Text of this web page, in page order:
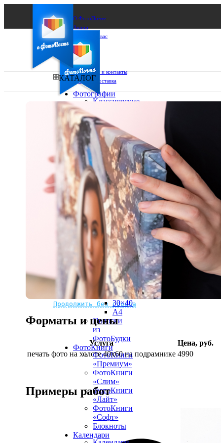
О ФотоПочте
Акции
Сделаем за вас
Бизнесу
FAQ
Франшиза
Поддержка и контакты
Оплата и доставка
Ваш город:
Ваш регион доставки
Выберите из списка:
Не нашли Ваш город?
Мы доставляем по всему миру
Продолжить без города
КАТАЛОГ
Фотографии
Классические
10х15
13х18
15х15
15х20
20х20
20х30
30х30
30х40
А4
Фото
рамке
10х10
10×15
13×18
15×15
15×20
20×20
20×30
30×30
30×40
A4
Полоски
из
ФотоБудки
ФотоКниги
ФотоКниги
«Премиум»
ФотоКниги
«Слим»
ФотоКниги
«Лайт»
ФотоКниги
«Софт»
Блокноты
Календари
Форматы и цены
Услуга
Цена, руб.
печать фото на холсте 40х60 на подрамнике 4990
Примеры работ